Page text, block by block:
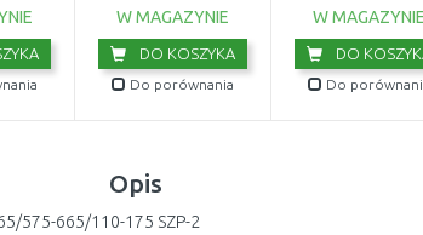
W MAGAZYNIE
DO KOSZYKA
Do porównania
W MAGAZYNIE
DO
Do
Opis
575-665/110-175 SZP-2